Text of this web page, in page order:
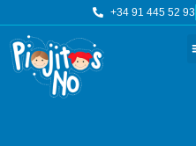
+34 91 445 52 93